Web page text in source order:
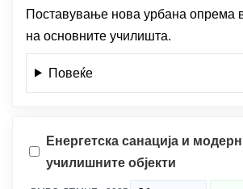
Поставување нова урбана опрема
на основните училишта.
Повеќе
Енергетска санација и
училишните објекти